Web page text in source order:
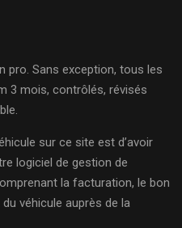
pro. Sans exception, tous les
3 mois, contrôlés, révisés
sur ce site est d’avoir
logiciel de gestion de
la facturation, le bon
véhicule auprès de la